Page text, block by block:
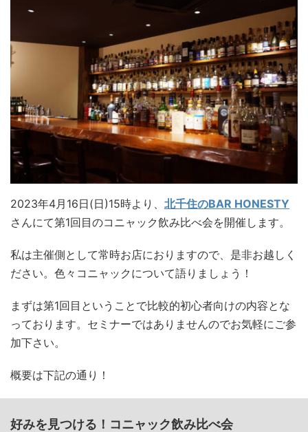
2023年4月16日(日)15時より、 北千住のBAR HONESTY
さんにて第1回目のコニャック飲み比べ会を開催します。
私は主催側として常時お店におりますので、是非お越しく
ださい。色々コニャックについて語りましょう！
まずは第1回目ということで比較的初心者向けの内容とな
っております。セミナーではありませんのでお気軽にご参
加下さい。
概要は下記の通り！
好みを見つける！コニャック飲み比べ会